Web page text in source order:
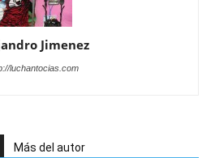
Jimenez
luchantocias.com
Más del autor